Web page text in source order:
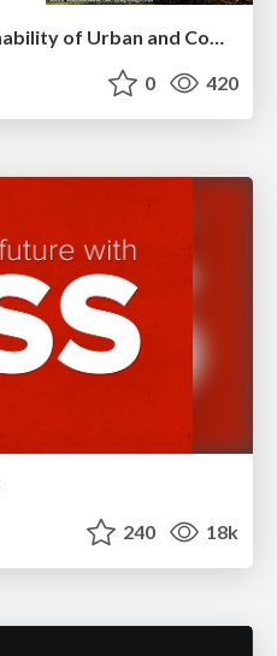
Stewardship and Sustainability of Urban and Community Forests
0 420
240 18k